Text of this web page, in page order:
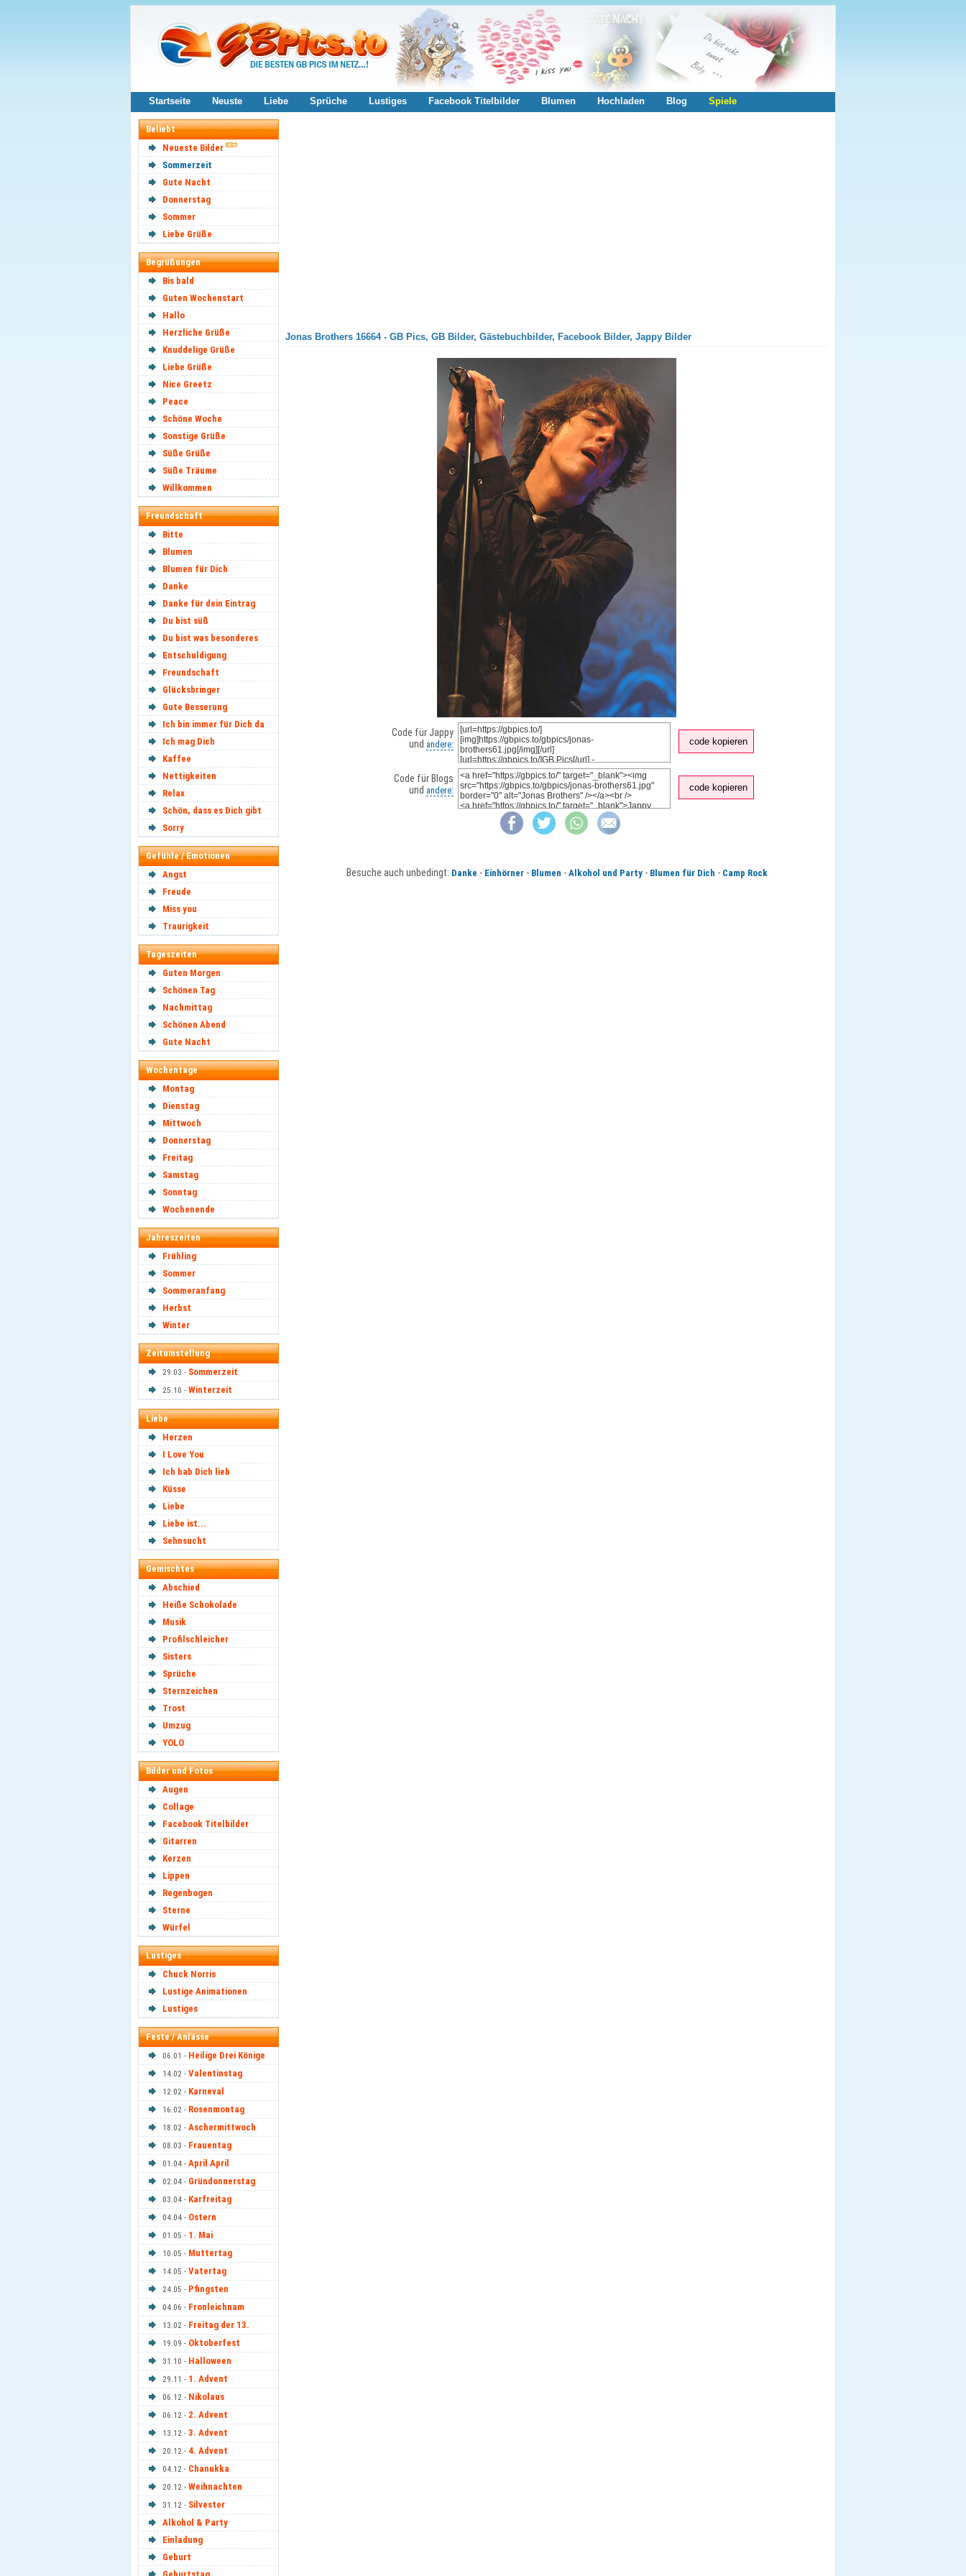
Startseite Neuste Liebe Sprüche Lustiges Facebook Titelbilder Blumen Hochladen Blog Spiele
Beliebt
Neueste Bilder
Sommerzeit
Gute Nacht
Donnerstag
Sommer
Liebe Grüße
Begrüßungen
Bis bald
Guten Wochenstart
Hallo
Herzliche Grüße
Knuddelige Grüße
Liebe Grüße
Nice Greetz
Peace
Schöne Woche
Sonstige Grüße
Süße Grüße
Süße Träume
Willkommen
Freundschaft
Bitte
Blumen
Blumen für Dich
Danke
Danke für dein Eintrag
Du bist süß
Du bist was besonderes
Entschuldigung
Freundschaft
Glücksbringer
Gute Besserung
Ich bin immer für Dich da
Ich mag Dich
Kaffee
Nettigkeiten
Relax
Schön, dass es Dich gibt
Sorry
Gefühle / Emotionen
Angst
Freude
Miss you
Traurigkeit
Tageszeiten
Guten Morgen
Schönen Tag
Nachmittag
Schönen Abend
Gute Nacht
Wochentage
Montag
Dienstag
Mittwoch
Donnerstag
Freitag
Samstag
Sonntag
Wochenende
Jahreszeiten
Frühling
Sommer
Sommeranfang
Herbst
Winter
Zeitumstellung
29.03 - Sommerzeit
25.10 - Winterzeit
Liebe
Herzen
I Love You
Ich hab Dich lieb
Küsse
Liebe
Liebe ist...
Sehnsucht
Gemischtes
Abschied
Heiße Schokolade
Musik
Profilschleicher
Sisters
Sprüche
Sternzeichen
Trost
Umzug
YOLO
Bilder und Fotos
Augen
Collage
Facebook Titelbilder
Gitarren
Kerzen
Lippen
Regenbogen
Sterne
Würfel
Lustiges
Chuck Norris
Lustige Animationen
Lustiges
Feste / Anlässe
06.01 - Heilige Drei Könige
14.02 - Valentinstag
12.02 - Karneval
16.02 - Rosenmontag
18.02 - Aschermittwoch
08.03 - Frauentag
01.04 - April April
02.04 - Gründonnerstag
03.04 - Karfreitag
04.04 - Ostern
01.05 - 1. Mai
10.05 - Muttertag
14.05 - Vatertag
24.05 - Pfingsten
04.06 - Fronleichnam
13.02 - Freitag der 13.
19.09 - Oktoberfest
31.10 - Halloween
29.11 - 1. Advent
06.12 - Nikolaus
06.12 - 2. Advent
13.12 - 3. Advent
20.12 - 4. Advent
04.12 - Chanukka
20.12 - Weihnachten
31.12 - Silvester
Alkohol & Party
Einladung
Geburt
Jonas Brothers 16664 - GB Pics, GB Bilder, Gästebuchbilder, Facebook Bilder, Jappy Bilder
Code für Jappy
und andere: code kopieren
Code für Blogs
und andere: code kopieren
Besuche auch unbedingt: Danke - Einhörner- Blumen - Alkohol und Party- Blumen für Dich - Camp Rock